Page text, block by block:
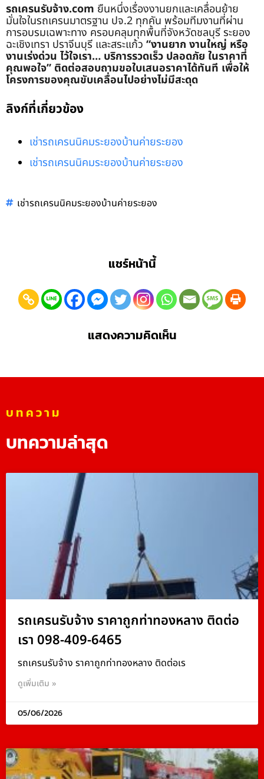
รถเครนรับจ้าง.com ยืนหนึ่งเรื่องงานยกและเคลื่อนย้าย
มั่นใจในรถเครนมาตรฐาน ปจ.2 ทุกคัน พร้อมทีมงานที่ผ่าน
การอบรมเฉพาะทาง ครอบคลุมทุกพื้นที่จังหวัดชลบุรี ระยอง
ฉะเชิงเทรา ปราจีนบุรี และสระแก้ว “งานยาก งานใหญ่ หรือ
งานเร่งด่วน ไว้ใจเรา… บริการรวดเร็ว ปลอดภัย ในราคาที่
คุณพอใจ” ติดต่อสอบถามขอใบเสนอราคาได้ทันที เพื่อให้
โครงการของคุณขับเคลื่อนไปอย่างไม่มีสะดุด
ลิงก์ที่เกี่ยวข้อง
เช่ารถเครนนิคมระยองบ้านค่ายระยอง
เช่ารถเครนนิคมระยองบ้านค่ายระยอง
เช่ารถเครนนิคมระยองบ้านค่ายระยอง
แชร์หน้านี้
แสดงความคิดเห็น
บทความ
บทความล่าสุด
รถเครนรับจ้าง ราคาถูกท่าทองหลาง ติดต่อ
เรา 098-409-6465
รถเครนรับจ้าง ราคาถูกท่าทองหลาง ติดต่อเร
ดูเพิ่มเติม »
05/06/2026